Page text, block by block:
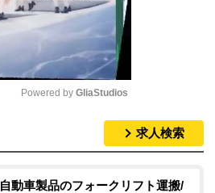
t
Powered by GliaStudios
求人検索
自動車製品のフォークリフト運搬/